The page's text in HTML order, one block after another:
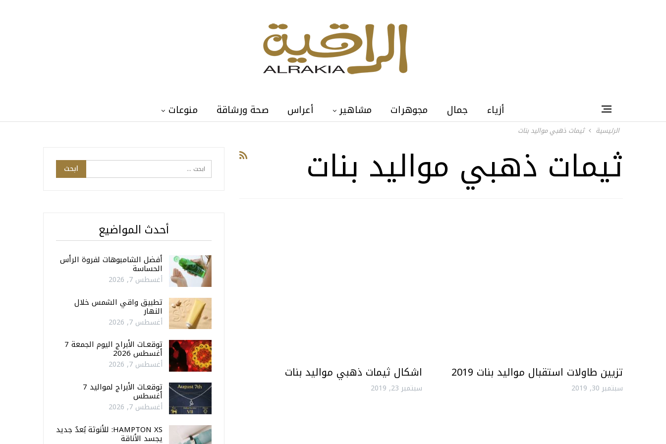
أزياء جمال مجوهرات مشاهير أعراس صحة ورشاقة منوعات
الرئيسية ثيمات ذهبي مواليد بنات
ثيمات ذهبي مواليد بنات
تزيين طاولات استقبال مواليد بنات 2019
سبتمبر 30, 2019
اشكال ثيمات ذهبي مواليد بنات
سبتمبر 23, 2019
أحدث المواضيع
أفضل الشامبوهات لفروة الرأس
الحساسة
أغسطس 7, 2026
تطبيق واقي الشمس خلال
النهار
أغسطس 7, 2026
توقعـات الأبراج اليوم الجمعة 7
أغسطس 2026
أغسطس 7, 2026
توقعـات الأبراج لمواليد 7
أغسطس
أغسطس 7, 2026
HAMPTON XS: للأنوثة بُعدٌ جديد
يجسد الأناقة